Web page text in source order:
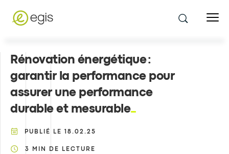
Rénovation énergétique :
garantir la performance pour
assurer une performance
durable et mesurable
PUBLIÉ LE 18.02.25
3 MIN DE LECTURE